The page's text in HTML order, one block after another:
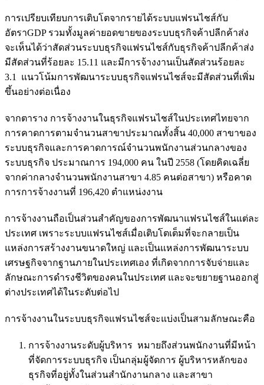
การเปรียบเทียบการเติบโตจากรายได้ระบบแฟรนไชส์กับ
อัตราGDP รวมทั้งมูลค่ายอดขายของระบบธุรกิจค้าปลีกค้าส่ง
จะเห็นได้ว่าสัดส่วนระบบธุรกิจแฟรนไชส์กับธุรกิจค้าปลีกค้าส่ง
มีสัดส่วนที่ร้อยละ 15.11 และมีการจ้างงานเป็นสัดส่วนร้อยละ
3.1 แนวโน้มการพัฒนาระบบธุรกิจแฟรนไชส์จะมีสัดส่วนที่เพิ่ม
ขึ้นอย่างต่อเนื่อง
จากตาราง การจ้างงานในธุรกิจแฟรนไชส์ในประเทศไทยจาก
การคาดการตามจำนวนสาขาประมาณทั้งสิ้น 40,000 สาขาของ
ระบบธุรกิจและการคาดการณ์จำนวนพนักงานส่วนกลางของ
ระบบธุรกิจ ประมาณการ 194,000 คน ในปี 2558 (โดยคิดเฉลี่ย
จากค่ากลางจำนวนพนักงานสาขา 4.85 คนต่อสาขา) หรือคาด
การการจ้างงานที่ 196,420 ตำแหน่งงาน
การจ้างงานถือเป็นส่วนสำคัญของการพัฒนาแฟรนไชส์ในแต่ละ
ประเทศ เพราะระบบแฟรนไชส์เมื่อเติบโตเต็มที่จะกลายเป็น
แหล่งการสร้างงานขนาดใหญ่ และเป็นแหล่งการพัฒนาระบบ
เศรษฐกิจจากฐานภายในประเทศเอง ที่เกิดจากการจับจ่ายและ
ลักษณะการดำรงชีวิตของคนในประเทศ และจะขยายฐานออกสู่
ต่างประเทศได้ในระดับต่อไป
การจ้างงานในระบบธุรกิจแฟรนไชส์จะแบ่งเป็นสามลักษณะคือ
การจ้างงานระดับผู้บริหาร หมายถึงส่วนพนักงานที่มีหน้า
ที่จัดการระบบธุรกิจ เป็นกลุ่มผู้จัดการ ผู้บริหารหลักของ
ธุรกิจที่อยู่ทั้งในส่วนสำนักงานกลาง และสาขา